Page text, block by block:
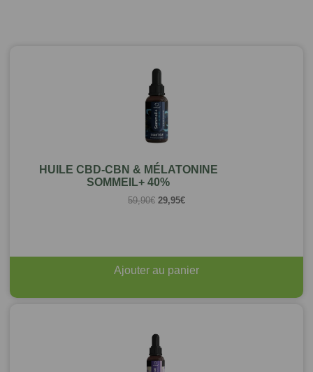
HUILE CBD-CBN & MÉLATONINE
SOMMEIL+ 40%
59,90€ Le
29,95€Le
Ajouter au panier